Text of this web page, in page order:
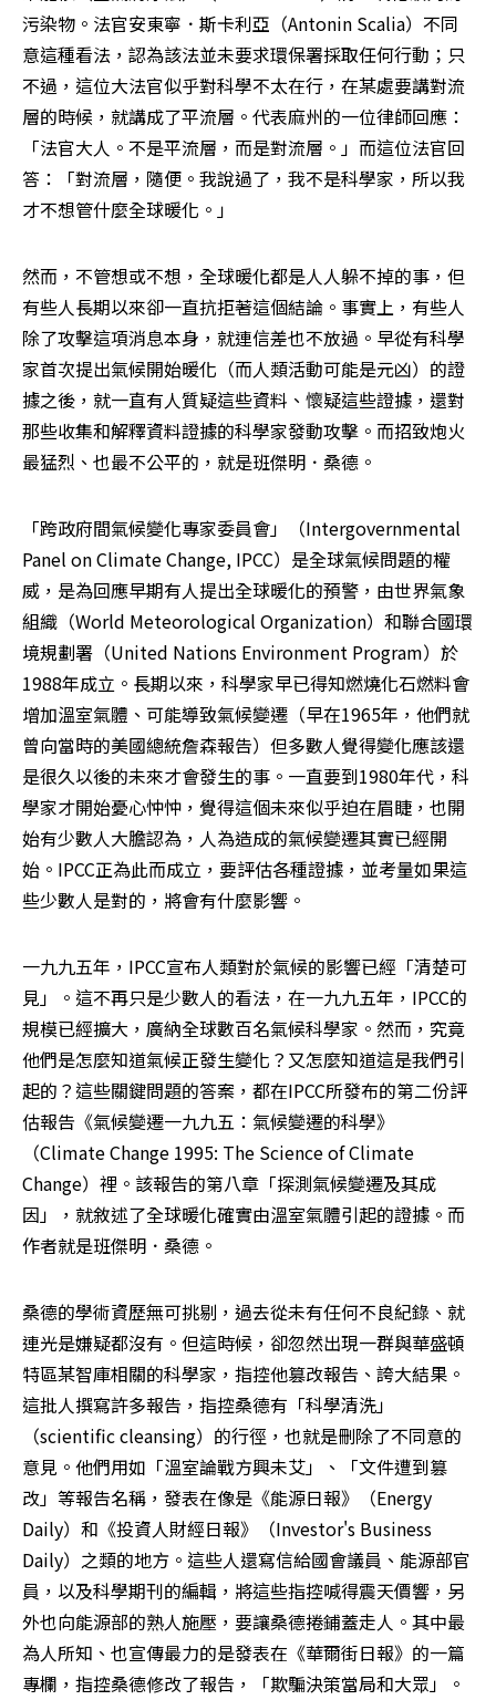
污染物。法官安東寧．斯卡利亞（Antonin Scalia）不同
意這種看法，認為該法並未要求環保署採取任何行動；只
不過，這位大法官似乎對科學不太在行，在某處要講對流
層的時候，就講成了平流層。代表麻州的一位律師回應：
「法官大人。不是平流層，而是對流層。」而這位法官回
答：「對流層，隨便。我說過了，我不是科學家，所以我
才不想管什麼全球暖化。」
然而，不管想或不想，全球暖化都是人人躲不掉的事，但
有些人長期以來卻一直抗拒著這個結論。事實上，有些人
除了攻擊這項消息本身，就連信差也不放過。早從有科學
家首次提出氣候開始暖化（而人類活動可能是元凶）的證
據之後，就一直有人質疑這些資料、懷疑這些證據，還對
那些收集和解釋資料證據的科學家發動攻擊。而招致炮火
最猛烈、也最不公平的，就是班傑明．桑德。
「跨政府間氣候變化專家委員會」（Intergovernmental
Panel on Climate Change, IPCC）是全球氣候問題的權
威，是為回應早期有人提出全球暖化的預警，由世界氣象
組織（World Meteorological Organization）和聯合國環
境規劃署（United Nations Environment Program）於
1988年成立。長期以來，科學家早已得知燃燒化石燃料會
增加溫室氣體、可能導致氣候變遷（早在1965年，他們就
曾向當時的美國總統詹森報告）但多數人覺得變化應該還
是很久以後的未來才會發生的事。一直要到1980年代，科
學家才開始憂心忡忡，覺得這個未來似乎迫在眉睫，也開
始有少數人大膽認為，人為造成的氣候變遷其實已經開
始。IPCC正為此而成立，要評估各種證據，並考量如果這
些少數人是對的，將會有什麼影響。
一九九五年，IPCC宣布人類對於氣候的影響已經「清楚可
見」。這不再只是少數人的看法，在一九九五年，IPCC的
規模已經擴大，廣納全球數百名氣候科學家。然而，究竟
他們是怎麼知道氣候正發生變化？又怎麼知道這是我們引
起的？這些關鍵問題的答案，都在IPCC所發布的第二份評
估報告《氣候變遷一九九五：氣候變遷的科學》
（Climate Change 1995: The Science of Climate
Change）裡。該報告的第八章「探測氣候變遷及其成
因」，就敘述了全球暖化確實由溫室氣體引起的證據。而
作者就是班傑明．桑德。
桑德的學術資歷無可挑剔，過去從未有任何不良紀錄、就
連光是嫌疑都沒有。但這時候，卻忽然出現一群與華盛頓
特區某智庫相關的科學家，指控他篡改報告、誇大結果。
這批人撰寫許多報告，指控桑德有「科學清洗」
（scientific cleansing）的行徑，也就是刪除了不同意的
意見。他們用如「溫室論戰方興未艾」、「文件遭到篡
改」等報告名稱，發表在像是《能源日報》（Energy
Daily）和《投資人財經日報》（Investor's Business
Daily）之類的地方。這些人還寫信給國會議員、能源部官
員，以及科學期刊的編輯，將這些指控喊得震天價響，另
外也向能源部的熟人施壓，要讓桑德捲鋪蓋走人。其中最
為人所知、也宣傳最力的是發表在《華爾街日報》的一篇
專欄，指控桑德修改了報告，「欺騙決策當局和大眾」。